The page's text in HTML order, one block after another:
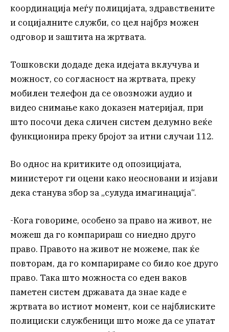
координација меѓу полицијата, здравствените
и социјалните служби, со цел најбрз можен
одговор и заштита на жртвата.
Тошковски додаде дека идејата вклучува и
можност, со согласност на жртвата, преку
мобилен телефон да се овозможи аудио и
видео снимање како доказен материјал, при
што посочи дека сличен систем делумно веќе
функционира преку бројот за итни случаи 112.
Во однос на критиките од опозицијата,
министерот ги оцени како неосновани и изјави
дека станува збор за „сулуда имагинација“.
-Кога говориме, особено за право на живот, не
можеш да го компарираш со ниедно друго
право. Правото на живот не можеме, пак ќе
повторам, да го компарираме со било кое друго
право. Така што можноста со еден ваков
паметен систем државата да знае каде е
жртвата во истиот момент, кои се најблиските
полициски службеници што може да се упатат